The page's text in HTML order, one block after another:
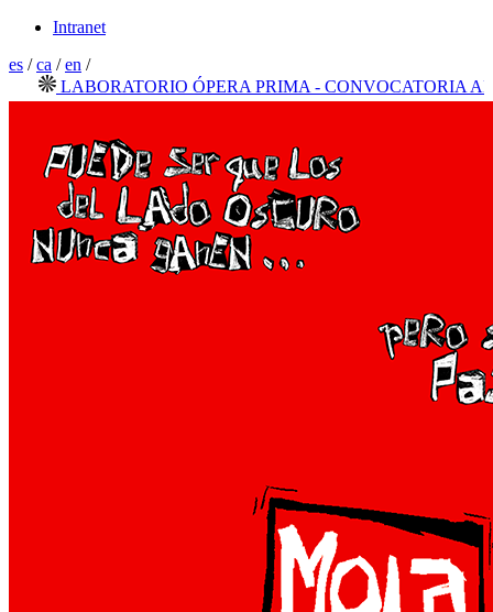
Intranet
es /ca /en /
LABORATORIO ÓPERA PRIMA - CONVOCATORIA